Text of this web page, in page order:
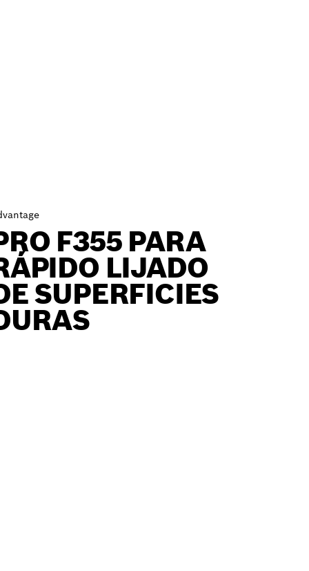
F355 PARA
LIJADO
SUPERFICIES